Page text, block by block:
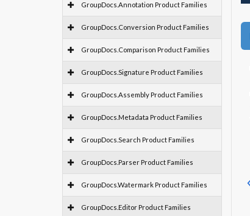
GroupDocs.Annotation Product Families
GroupDocs.Conversion Product Families
GroupDocs.Comparison Product Families
GroupDocs.Signature Product Families
GroupDocs.Assembly Product Families
GroupDocs.Metadata Product Families
GroupDocs.Search Product Families
GroupDocs.Parser Product Families
GroupDocs.Watermark Product Families
GroupDocs.Editor Product Families